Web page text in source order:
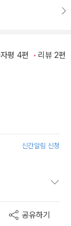
평 4편 리뷰 2편
신간알림 신청
공유하기